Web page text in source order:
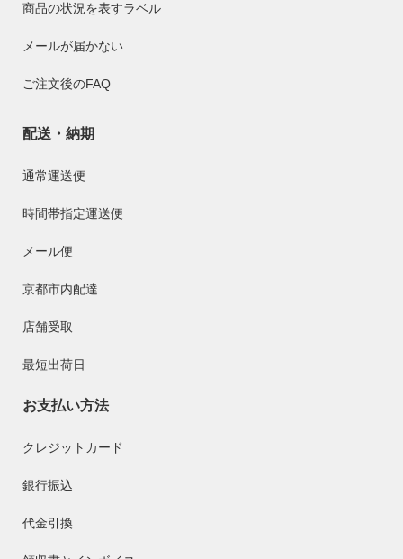
商品の状況を表すラベル
メールが届かない
ご注文後のFAQ
配送・納期
通常運送便
時間帯指定運送便
メール便
京都市内配達
店舗受取
最短出荷日
お支払い方法
クレジットカード
銀行振込
代金引換